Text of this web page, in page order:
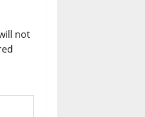
not